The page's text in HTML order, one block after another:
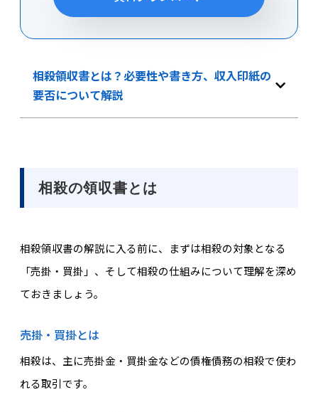
相殺領収書とは？必要性や書き方、収入印紙の
要否について解説
相殺の領収書とは
相殺領収書の解説に入る前に、まずは相殺の対象となる
「売掛・買掛」、そして相殺の仕組みについて理解を深め
ておきましょう。
売掛・買掛とは
相殺は、主に売掛金・買掛金などの債権債務の相殺で使わ
れる取引です。